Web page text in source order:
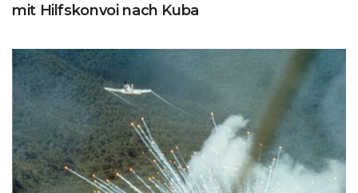
mit Hilfskonvoi nach Kuba